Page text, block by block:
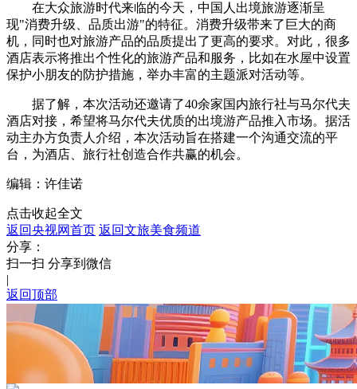
在大众旅游时代来临的今天，中国人出境旅游逐渐呈
现"消费升级、品质出游"的特征。消费升级带来了巨大的商
机，同时也对旅游产品的品质提出了更高的要求。对此，很多
酒店表示将推出个性化的旅游产品和服务，比如在水屋中设置
保护小朋友的防护措施，举办丰富的主题派对活动等。
据了解，本次活动还邀请了40余家国内旅行社与马尔代夫
酒店对接，希望将马尔代夫优质的出境游产品推入市场。据活
动主办方负责人介绍，本次活动旨在搭建一个沟通交流的平
台，为酒店、旅行社创造合作共赢的机会。
编辑：许佳诺
点击收起全文
返回央视网首页 返回文旅美食频道
分享：
扫一扫 分享到微信
|
返回顶部